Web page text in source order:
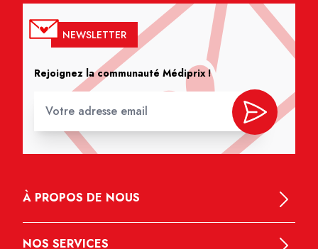
NEWSLETTER
Rejoignez la communauté Médiprix !
À PROPOS DE NOUS
NOS SERVICES